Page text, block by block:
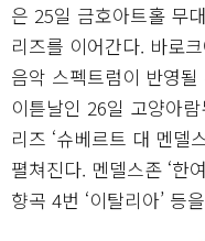
은 25일 금호아트홀 무
리즈를 이어간다. 바로
음악 스펙트럼이 반영
이튿날인 26일 고양아
리즈 ‘슈베르트 대 멘델
펼쳐진다. 멘델스존 ‘한
향곡 4번 ‘이탈리아’ 등